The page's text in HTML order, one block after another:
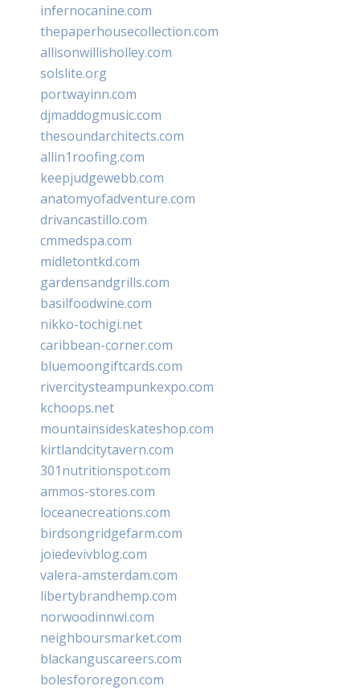
infernocanine.com
thepaperhousecollection.com
allisonwillisholley.com
solslite.org
portwayinn.com
djmaddogmusic.com
thesoundarchitects.com
allin1roofing.com
keepjudgewebb.com
anatomyofadventure.com
drivancastillo.com
cmmedspa.com
midletontkd.com
gardensandgrills.com
basilfoodwine.com
nikko-tochigi.net
caribbean-corner.com
bluemoongiftcards.com
rivercitysteampunkexpo.com
kchoops.net
mountainsideskateshop.com
kirtlandcitytavern.com
301nutritionspot.com
ammos-stores.com
loceanecreations.com
birdsongridgefarm.com
joiedevivblog.com
valera-amsterdam.com
libertybrandhemp.com
norwoodinnwi.com
neighboursmarket.com
blackanguscareers.com
bolesfororegon.com